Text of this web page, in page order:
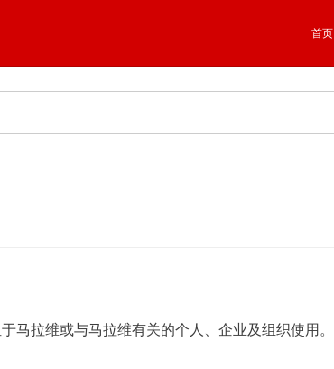
首页
拉维或与马拉维有关的个人、企业及组织使用。